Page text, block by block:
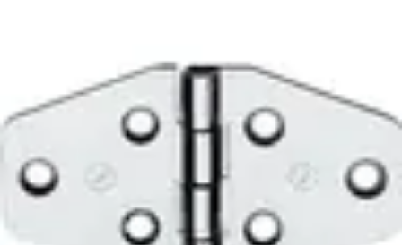
Sensations Nautiques